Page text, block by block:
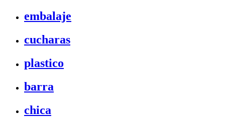
embalaje
cucharas
plastico
barra
chica